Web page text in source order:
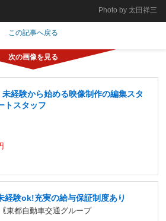
Photo by 太田祥三
この記事へ戻る
未経験から始める映像制作の編集スタ
トスタッフ
経験ok!充実の給与保証制度あり
東都自動車交通グループ